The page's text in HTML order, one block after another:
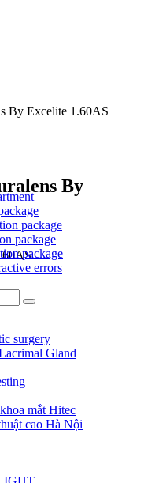
package
package
package
errors
surgery
Gland
mắt Hitec
cao Hà Nội
By Excelite 1.60AS
By